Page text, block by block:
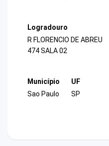
Logradouro
R FLORENCIO DE ABREU
474 SALA 02
Município
Sao Paulo
UF
SP